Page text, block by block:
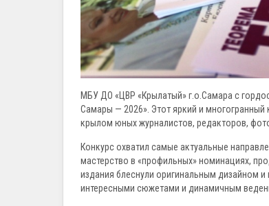
МБУ ДО «ЦВР «Крылатый» г.о.Самара с
Самары — 2026». Этот яркий и
крылом юных журналистов, редакторов,
Конкурс охватил самые актуальные
мастерство в «профильных» номинациях,
издания блеснули оригинальным дизайном
интересными сюжетами и динамичным